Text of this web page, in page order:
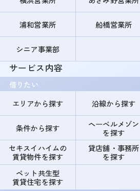
浦和営業所 船橋営業所
シニア事業部
サービス内容
借りたい
エリアから探す
沿線から探す
条件から探す
ヘーベルメゾン
を探す
セキスイハイムの
賃貸物件を探す
貸店舗・事務所
を探す
ペット共生型
賃貸住宅を探す